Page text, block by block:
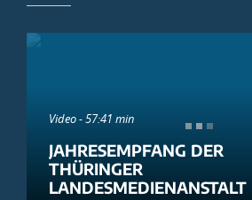
Video - 57:41 min
JAHRESEMPFANG DER
THÜRINGER
LANDESMEDIENANSTALT